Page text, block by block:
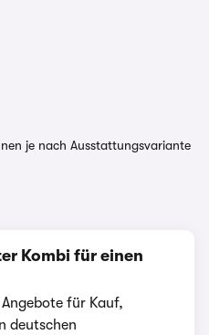
je nach Ausstattungsvariante
Kombi für einen
für Kauf,
deutschen